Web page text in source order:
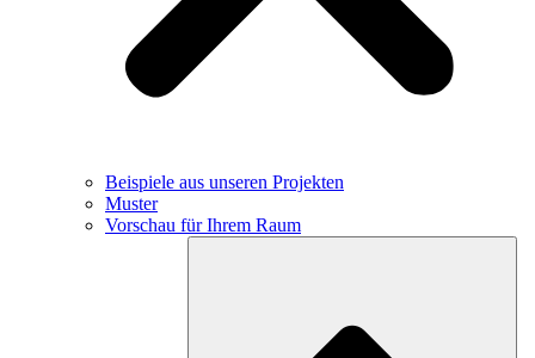
Beispiele aus unseren Projekten
Muster
Vorschau für Ihrem Raum